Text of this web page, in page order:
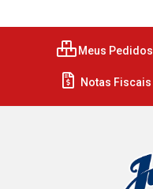
Meus Pedidos
Notas Fiscais